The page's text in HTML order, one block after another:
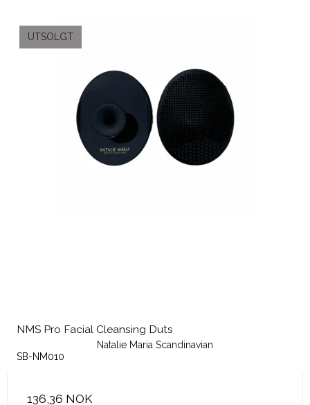
UTSOLGT
NMS Pro Facial Cleansing Duts
Natalie Maria Scandinavian
SB-NM010
136,36 NOK